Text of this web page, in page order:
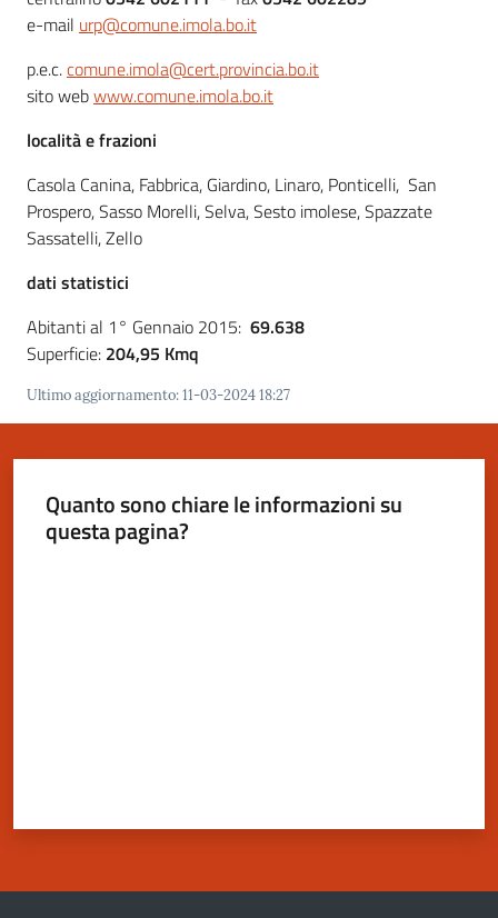
Novità
Documenti
dati
Sostieni
l'ASP
Contatti
utili
Menu selezionato
Tutti
argomenti
e-mail urp@comune.imola.bo.it
p.e.c.comune.imola@cert.provincia.bo.it
sito webwww.comune.imola.bo.it
località e frazioni
Casola Canina, Fabbrica, Giardino, Linaro, Ponticelli, San
Prospero, Sasso Morelli, Selva, Sesto imolese, Spazzate
Sassatelli, Zello
dati statistici
Abitanti al 1° Gennaio 2015: 69.638
Superficie: 204,95 Kmq
Ultimo aggiornamento:11-03-2024 18:27
Quanto sono chiare le informazioni su
questa pagina?